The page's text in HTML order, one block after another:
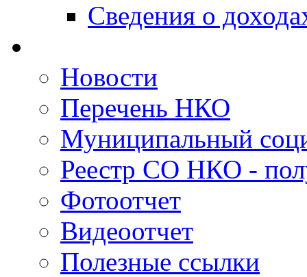
Сведения о
Новости
Перечень НКО
Муниципальный
Реестр СО НКО -
Фотоотчет
Видеоотчет
Полезные ссылки